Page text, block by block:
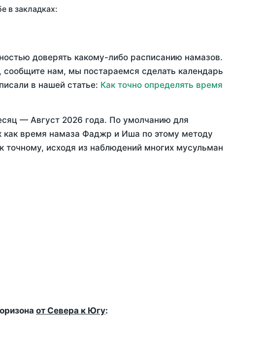
в закладках:
доверять какому-либо расписанию намазов.
нам, мы постараемся сделать календарь
в нашей статье: Как точно определять время
— Август 2026 года. По умолчанию для
как время намаза Фаджр и Иша по этому методу
точному, исходя из наблюдений многих мусульман
от Севера к Югу: